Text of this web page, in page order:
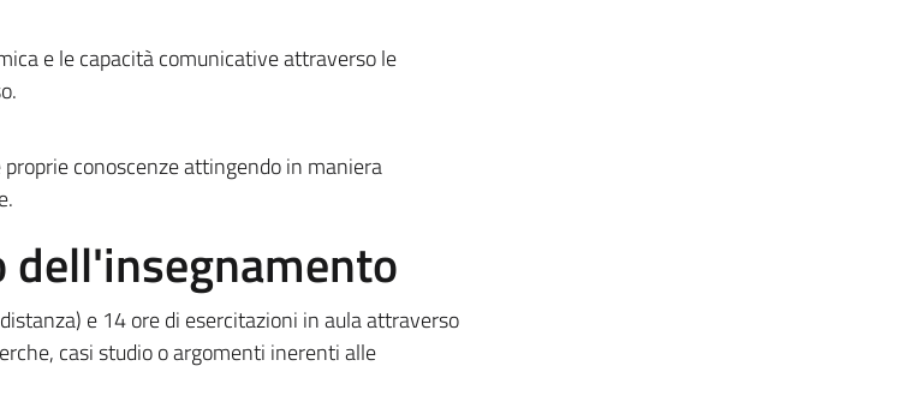
e le capacità comunicative attraverso le
conoscenze attingendo in maniera
e 14 ore di esercitazioni in aulaattraverso
casi studio o argomenti inerentialle